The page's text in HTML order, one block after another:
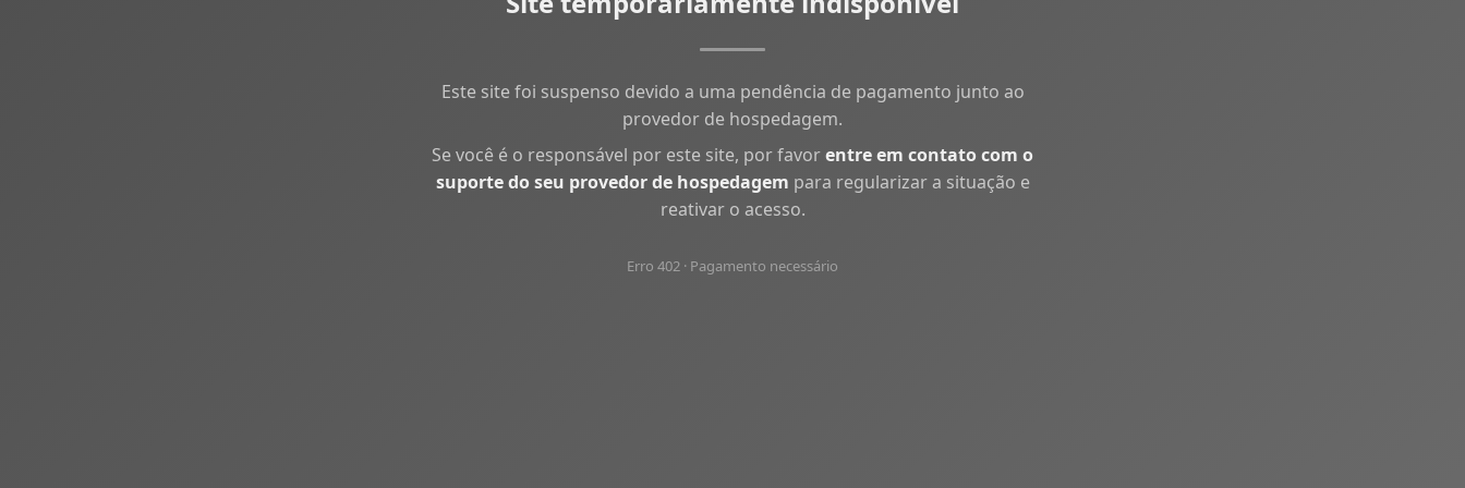
Este site foi suspenso devido a uma pendência de pagamento junto ao
provedor de hospedagem.
Se você é o responsável por este site, por favorentre em contato com o
suporte do seu provedor de hospedagem para regularizar a situação e
reativar o acesso.
Erro 402 · Pagamento necessário